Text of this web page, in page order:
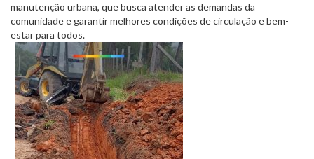
manutenção urbana, que busca atender as demandas da
comunidade e garantir melhores condições de circulação e bem-
estar para todos.